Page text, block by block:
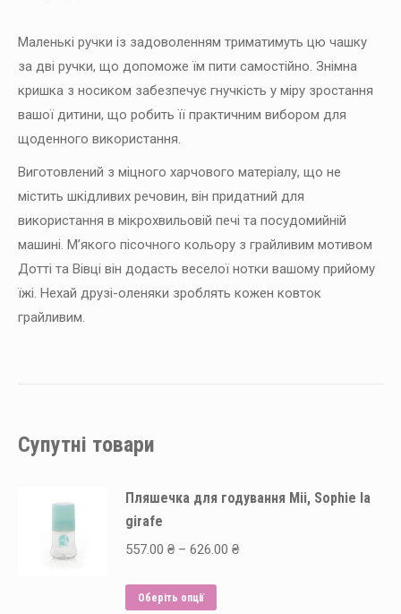
Маленькі ручки із задоволенням триматимуть цю чашку
за дві ручки, що допоможе їм пити самостійно. Знімна
кришка з носиком забезпечує гнучкість у міру зростання
вашої дитини, що робить її практичним вибором для
щоденного використання.
Виготовлений з міцного харчового матеріалу, що не
містить шкідливих речовин, він придатний для
використання в мікрохвильовій печі та посудомийній
машині. М’якого пісочного кольору з грайливим мотивом
Дотті та Вівці він додасть веселої нотки вашому прийому
їжі. Нехай друзі-оленяки зроблять кожен ковток
грайливим.
Супутні товари
Пляшечка для годування Mii, Sophie la
girafe
557.00 ₴ – 626.00 ₴Price
Оберіть опції